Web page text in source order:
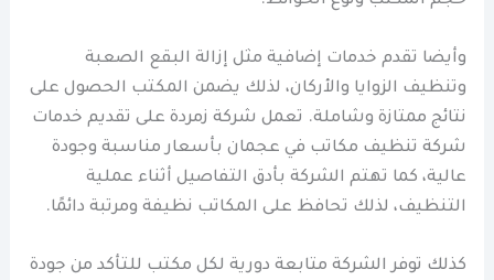
وأيضا تقدم خدمات إضافية مثل إزالة البقع الصعبة
وتنظيف الزوايا والأركان، لذلك يضمن المكتب الحصول على
نتائج ممتازة وشاملة. تعمل شركة زمردة على تقديم خدمات
شركة تنظيف مكاتب في عجمان بأسعار مناسبة وجودة
عالية، كما تهتم الشركة بأدق التفاصيل أثناء عملية
التنظيف، لذلك تحافظ على المكاتب نظيفة ومرتبة دائمًا.
كذلك توفر الشركة متابعة دورية لكل مكتب للتأكد من جودة